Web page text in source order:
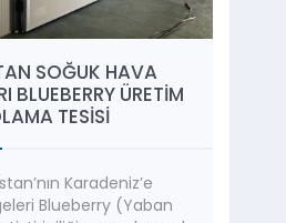
SOĞUK HAVA
BLUEBERRY ÜRETİM
TESİSİ
Karadeniz’e
Blueberry (Yaban